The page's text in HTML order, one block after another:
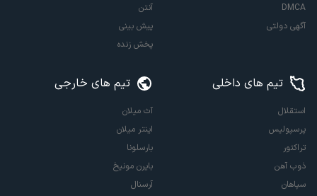
DMCA
آگهی دولتی
آنتن
پیش بینی
پخش زنده
تیم های داخلی
استقلال
پرسپولیس
تراکتور
ذوب آهن
سپاهان
تیم های خارجی
آث میلان
اینتر میلان
بارسلونا
بایرن مونیخ
آرسنال